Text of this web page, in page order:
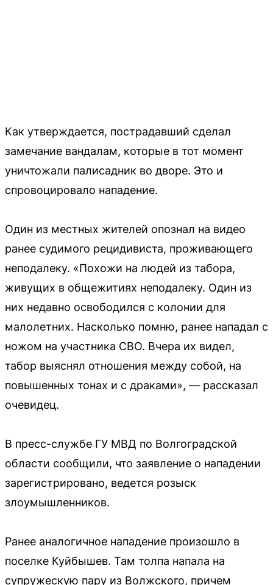
Как утверждается, пострадавший сделал
замечание вандалам, которые в тот момент
уничтожали палисадник во дворе. Это и
спровоцировало нападение.
Один из местных жителей опознал на видео
ранее судимого рецидивиста, проживающего
неподалеку. «Похожи на людей из табора,
живущих в общежитиях неподалеку. Один из
них недавно освободился с колонии для
малолетних. Насколько помню, ранее нападал с
ножом на участника СВО. Вчера их видел,
табор выяснял отношения между собой, на
повышенных тонах и с драками», — рассказал
очевидец.
В пресс-службе ГУ МВД по Волгоградской
области сообщили, что заявление о нападении
зарегистрировано, ведется розыск
злоумышленников.
Ранее аналогичное нападение произошло в
поселке Куйбышев. Там толпа напала на
супружескую пару из Волжского, причем